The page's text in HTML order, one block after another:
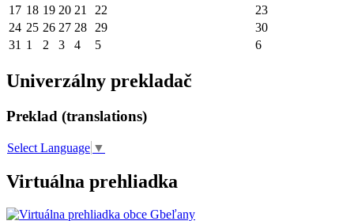
17 18 19 20 21 22
23
24 25 26 27 28 29
30
31 1 2 3 4 5 6
Univerzálny prekladač
Preklad (translations)
Select Language ▼
Virtuálna prehliadka